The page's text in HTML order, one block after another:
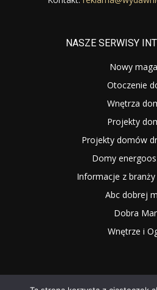
NASZE SERWISY
Nowy
Otoczenie
Wnętrza
Projekty
Projekty domów
Domy
Informacje z
Abc dobrej
Dobra
Wnętrze i